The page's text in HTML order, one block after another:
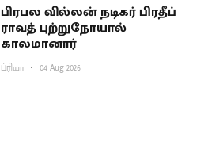
பிரபல வில்லன் நடிகர் பிரதீப்
ராவத் புற்றுநோயால்
காலமானார்
ப்ரியா 04 Aug 2026